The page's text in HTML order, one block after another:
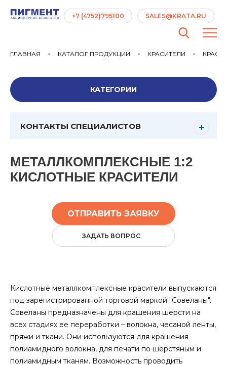
ГЛАВНАЯ КАТАЛОГ ПРОДУКЦИИ КРАСИТЕЛИ
КАТЕГОРИИ
КОНТАКТЫ СПЕЦИАЛИСТОВ
МЕТАЛЛКОМПЛЕКСНЫЕ 1:2
КИСЛОТНЫЕ КРАСИТЕЛИ
ОТПРАВИТЬ ЗАЯВКУ
ЗАДАТЬ ВОПРОС
Кислотные металлкомплексные красители выпускаются
под зарегистрированной торговой маркой "Совеланы".
Совеланы предназначены для крашения шерсти на
всех стадиях ее переработки – волокна, чесаной ленты,
пряжи и ткани. Они используются для крашения
полиамидного волокна, для печати по шерстяным и
полиамидным тканям. Возможность проводить